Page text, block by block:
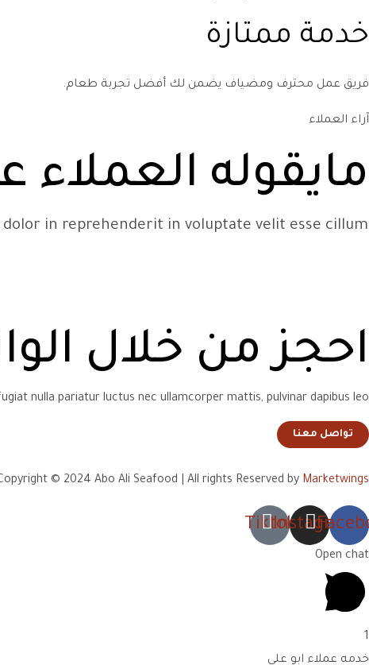
خدمة ممتازة
فريق عمل محترف ومضياف يضمن لك أفضل تجربة طعام.
آراء العملاء
مايقوله العملاء
in reprehenderit in voluptate velit esse cillum
احجز من خلال
nulla pariatur luctus nec ullamcorper mattis, pulvinar dapibus leo.
تواصل معنا
© 2024 Abo Ali Seafood | All rights Reserved by Marketwings
Instagram
Tiktok
Open chat
1
خدمه عملاء ابو علي